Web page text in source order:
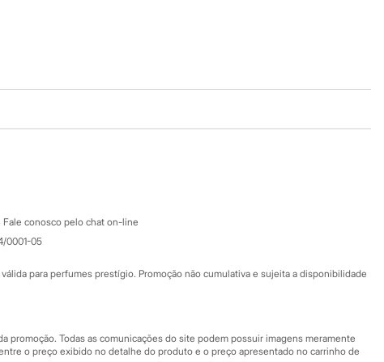
Atendimento
Fale conosco
Central de ética
Fale conosco pelo chat on-line
0001-05
para perfumes prestígio. Promoção não cumulativa e sujeita a disponibilidade
Todas as comunicações do site podem possuir imagens meramente
o preço exibido no detalhe do produto e o preço apresentado no carrinho de